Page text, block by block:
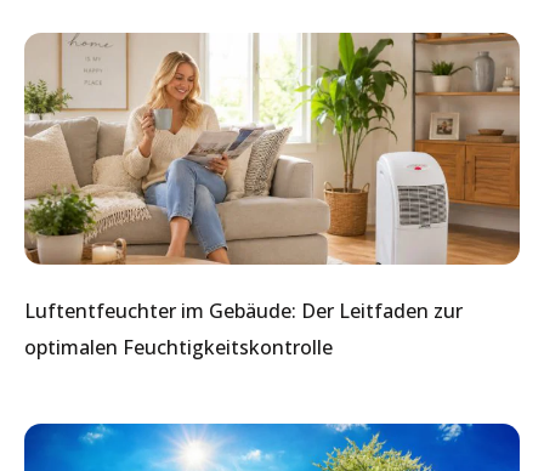
Luftentfeuchter im Gebäude: Der Leitfaden zur
optimalen Feuchtigkeitskontrolle